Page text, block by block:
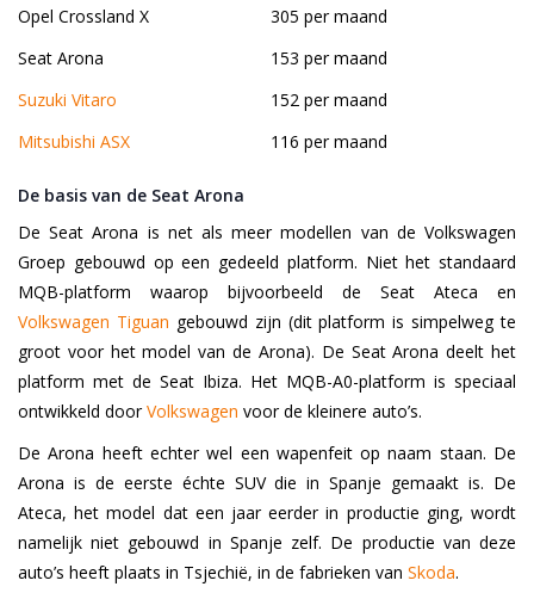
Opel Crossland X
305 per maand
Seat Arona
153 per maand
Suzuki Vitaro
152 per maand
Mitsubishi ASX
116 per maand
De basis van de Seat Arona
De Seat Arona is net als meer modellen van de Volkswagen
Groep gebouwd op een gedeeld platform. Niet het standaard
MQB-platform waarop bijvoorbeeld de Seat Ateca en
Volkswagen Tiguan gebouwd zijn (dit platform is simpelweg te
groot voor het model van de Arona). De Seat Arona deelt het
platform met de Seat Ibiza. Het MQB-A0-platform is speciaal
ontwikkeld doorVolkswagen voor de kleinere auto’s.
De Arona heeft echter wel een wapenfeit op naam staan. De
Arona is de eerste échte SUV die in Spanje gemaakt is. De
Ateca, het model dat een jaar eerder in productie ging, wordt
namelijk niet gebouwd in Spanje zelf. De productie van deze
auto’s heeft plaats in Tsjechië, in de fabrieken van Skoda.